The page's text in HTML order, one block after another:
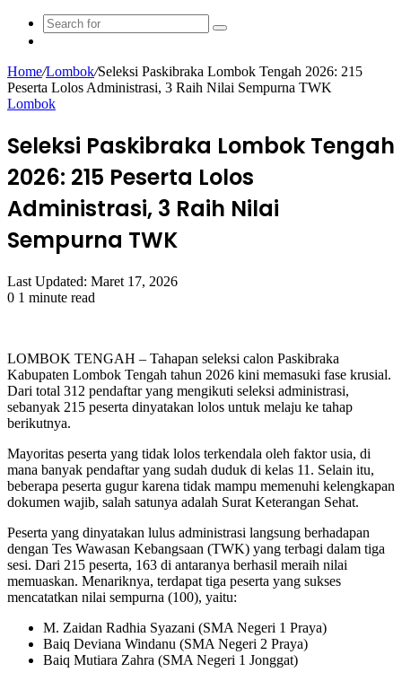
Search
Home/Lombok/Seleksi Paskibraka Lombok Tengah 2026: 215
Peserta Lolos Administrasi, 3 Raih Nilai Sempurna TWK
Lombok
Seleksi Paskibraka Lombok Tengah
2026: 215 Peserta Lolos
Administrasi, 3 Raih Nilai
Sempurna TWK
Last Updated: Maret 17, 2026
0 1 minute read
LOMBOK TENGAH – Tahapan seleksi calon Paskibraka
Kabupaten Lombok Tengah tahun 2026 kini memasuki fase krusial.
Dari total 312 pendaftar yang mengikuti seleksi administrasi,
sebanyak 215 peserta dinyatakan lolos untuk melaju ke tahap
berikutnya.
​Mayoritas peserta yang tidak lolos terkendala oleh faktor usia, di
mana banyak pendaftar yang sudah duduk di kelas 11. Selain itu,
beberapa peserta gugur karena tidak mampu memenuhi kelengkapan
dokumen wajib, salah satunya adalah Surat Keterangan Sehat.
​Peserta yang dinyatakan lulus administrasi langsung berhadapan
dengan Tes Wawasan Kebangsaan (TWK) yang terbagi dalam tiga
sesi. Dari 215 peserta, 163 di antaranya berhasil meraih nilai
memuaskan. Menariknya, terdapat tiga peserta yang sukses
mencatatkan nilai sempurna (100), yaitu:
​M. Zaidan Radhia Syazani (SMA Negeri 1 Praya)
​Baiq Deviana Windanu (SMA Negeri 2 Praya)
​Baiq Mutiara Zahra (SMA Negeri 1 Jonggat)